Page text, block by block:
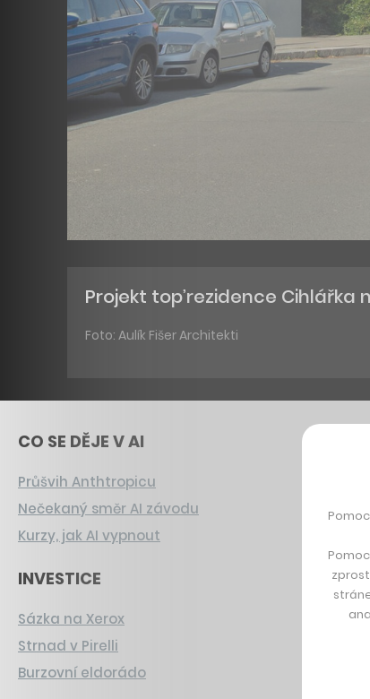
Projekt top’rezidence Cihlářka
Foto: Aulík Fišer Architekti
CO SE DĚJE V AI
Průšvih Anthtropicu
Nečekaný směr AI závodu
Kurzy, jak AI vypnout
INVESTICE
Sázka na Xerox
Strnad v Pirelli
Burzovní eldorádo